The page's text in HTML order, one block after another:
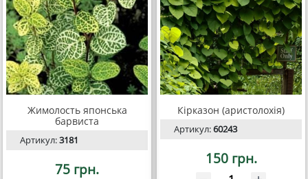
Жимолость японська
барвиста
Артикул:3181
75 грн.
Кірказон (аристолохія)
Артикул:60243
150 грн.